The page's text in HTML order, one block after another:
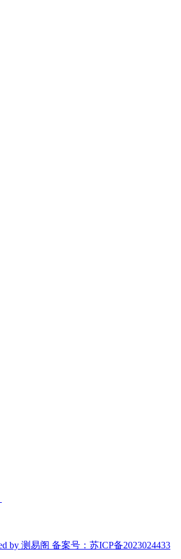
by 测易阁 备案号：苏ICP备2023024433